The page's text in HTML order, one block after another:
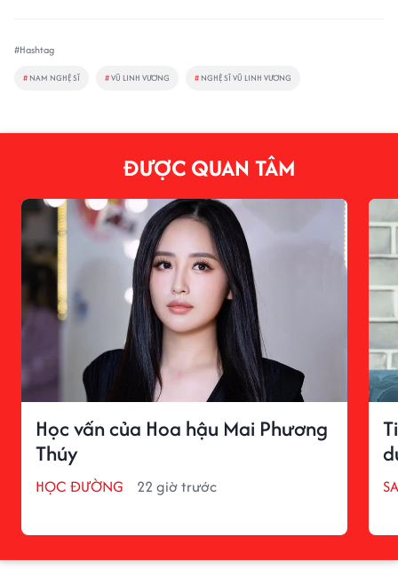
#Hashtag
# NAM NGHỆ SĨ #VŨ LINH VƯƠNG # NGHỆ SĨ VŨ LINH VƯƠNG
ĐƯỢC QUAN TÂM
Học vấn của Hoa hậu Mai Phương
Thúy
HỌC ĐƯỜNG 22 giờ trước